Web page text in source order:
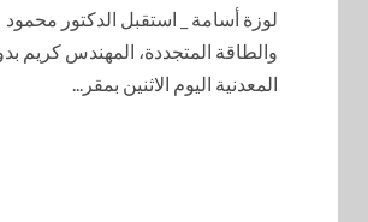
لوزة أسامة _ استقبل الدكتور
والطاقة المتجددة، المهندس كريم
المعدنية اليوم الاثنين بمقر...